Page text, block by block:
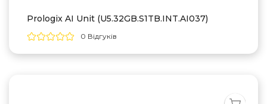
Prologix AI Unit (U5.32GB.S1TB.INT.AI037)
0 Відгуків